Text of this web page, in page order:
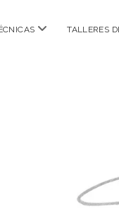
abrir
TALLERES